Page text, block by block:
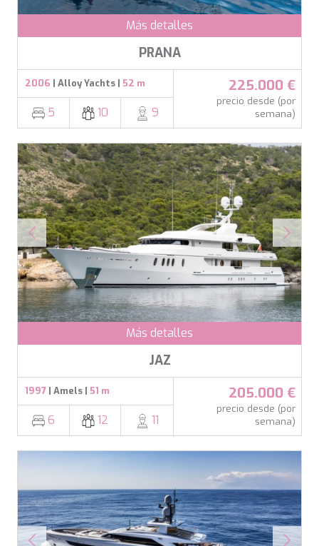
Más detalles
PRANA
2006 | Alloy Yachts | 52 m
5 10 9
225.000 €
precio desde (por
semana)
Más detalles
JAZ
1997 | Amels | 51 m
6 12 11
205.000 €
precio desde (por
semana)